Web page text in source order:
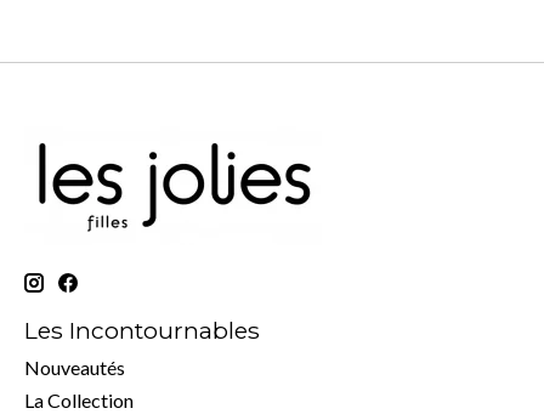
Les Incontournables
Nouveautés
La Collection